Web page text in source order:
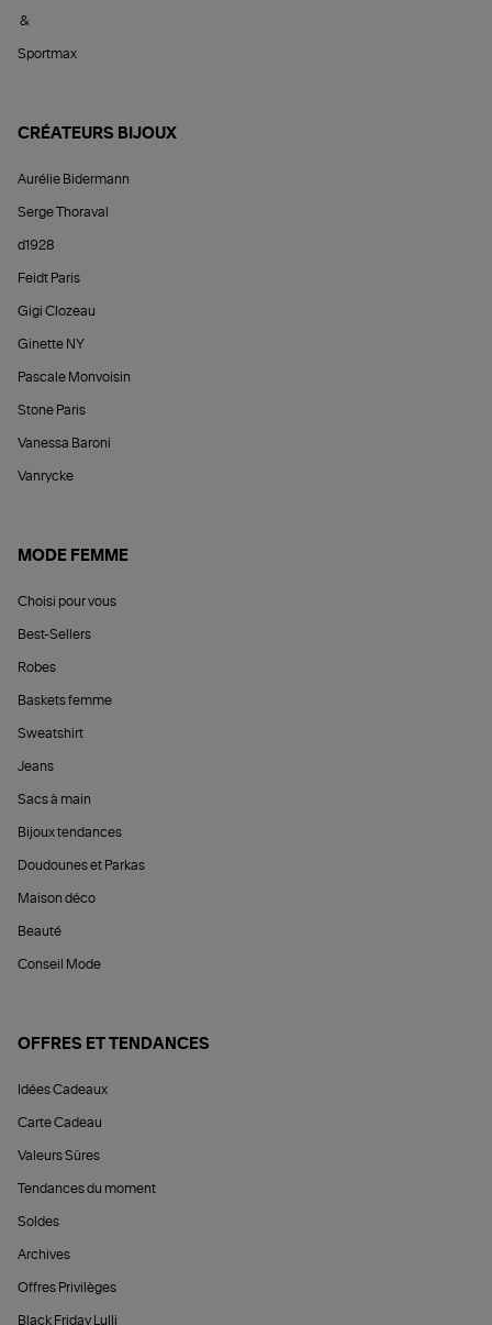
&
Sportmax
CRÉATEURS BIJOUX
Aurélie Bidermann
Serge Thoraval
d1928
Feidt Paris
Gigi Clozeau
Ginette NY
Pascale Monvoisin
Stone Paris
Vanessa Baroni
Vanrycke
MODE FEMME
Choisi pour vous
Best-Sellers
Robes
Baskets femme
Sweatshirt
Jeans
Sacs à main
Bijoux tendances
Doudounes et Parkas
Maison déco
Beauté
Conseil Mode
OFFRES ET TENDANCES
Idées Cadeaux
Carte Cadeau
Valeurs Sûres
Tendances du moment
Soldes
Archives
Offres Privilèges
Black Friday Lulli